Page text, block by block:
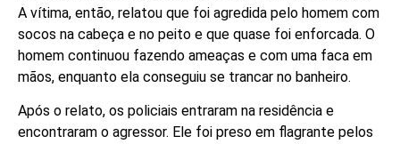
A vítima, então, relatou que foi agredida pelo homem com
socos na cabeça e no peito e que quase foi enforcada. O
homem continuou fazendo ameaças e com uma faca em
mãos, enquanto ela conseguiu se trancar no banheiro.
Após o relato, os policiais entraram na residência e
encontraram o agressor. Ele foi preso em flagrante pelos